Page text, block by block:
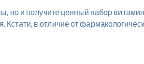
но и получите ценный набор
Кстати, в отличие от